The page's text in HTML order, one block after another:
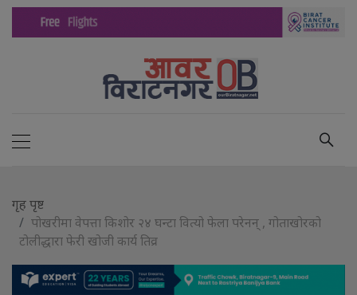
गृह पृष्ट
पोखरीमा वेपत्ता किशोर २४ घन्टा वित्यो फेला परेनन् , गोताखोरको
टोलीद्धारा फेरी खोजी कार्य तिव्र